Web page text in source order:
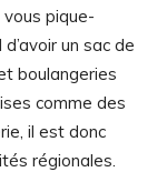
pique-
un sac de
boulangeries
comme des
il est donc
régionales.